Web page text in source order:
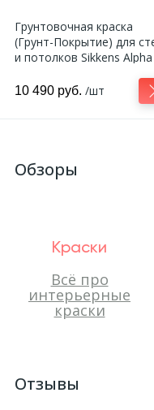
Грунтовочная краска
(Грунт-Покрытие) для
и потолков Sikkens Alpha
0,96-10 л
10 490 руб. /шт
Обзоры
Краски
Всё про
интерьерные
краски
Отзывы